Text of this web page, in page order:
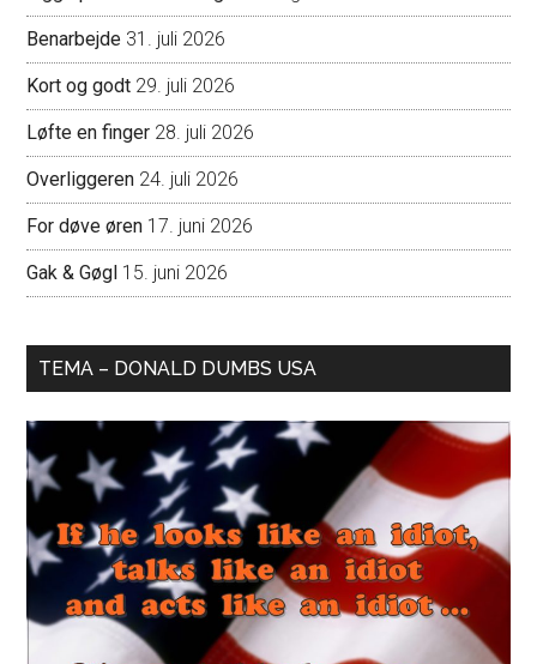
Benarbejde 31. juli 2026
Kort og godt 29. juli 2026
Løfte en finger 28. juli 2026
Overliggeren 24. juli 2026
For døve øren 17. juni 2026
Gak & Gøgl 15. juni 2026
TEMA – DONALD DUMBS USA